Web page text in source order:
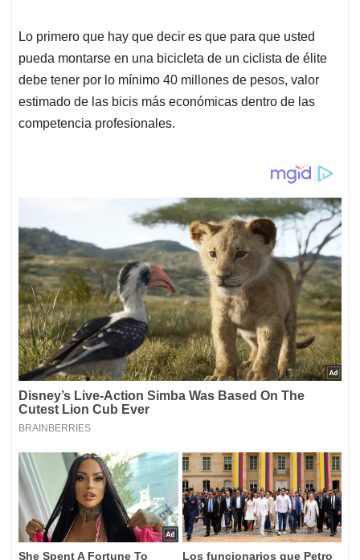
Lo primero que hay que decir es que para que usted
pueda montarse en una bicicleta de un ciclista de élite
debe tener por lo mínimo 40 millones de pesos, valor
estimado de las bicis más económicas dentro de las
competencia profesionales.